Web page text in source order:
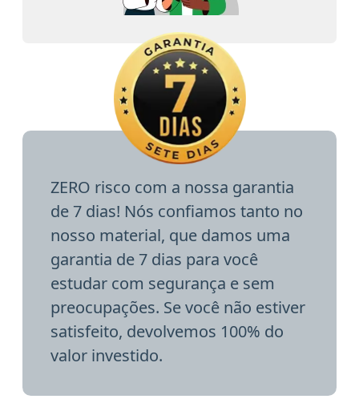
ZERO risco com a nossa garantia
de 7 dias! Nós confiamos tanto no
nosso material, que damos uma
garantia de 7 dias para você
estudar com segurança e sem
preocupações. Se você não estiver
satisfeito, devolvemos 100% do
valor investido.